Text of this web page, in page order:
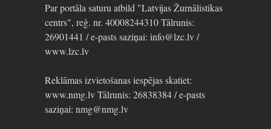
Par portāla saturu atbild "Latvijas Žurnālistikas
centrs", reģ. nr. 40008244310 Tālrunis:
26901441 / e-pasts saziņai: info@lzc.lv /
www.lzc.lv
Reklāmas izvietošanas iespējas skatiet:
www.nmg.lv Tālrunis: 26838384 / e-pasts
saziņai: nmg@nmg.lv